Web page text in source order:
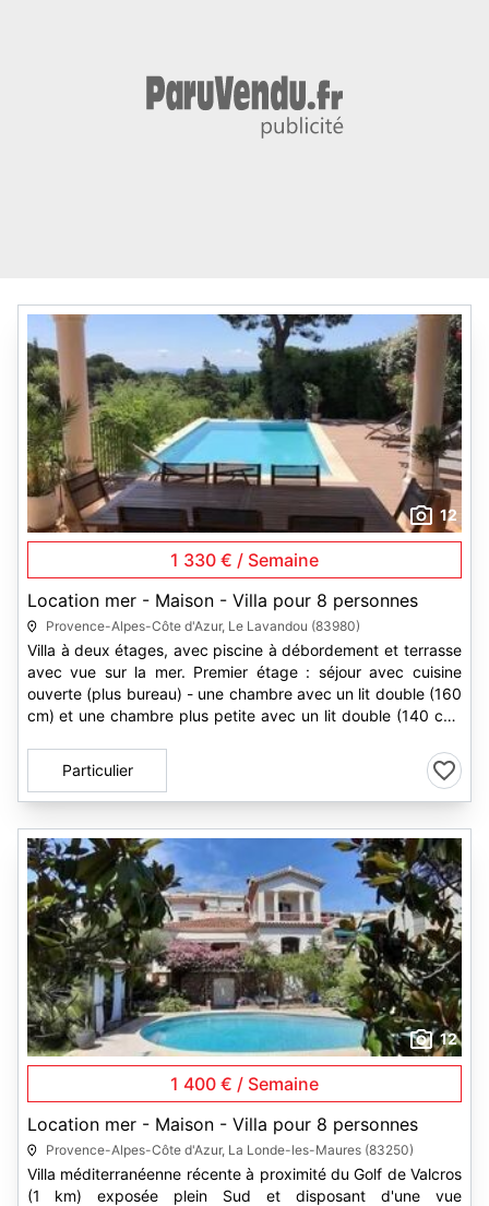
12
1 330 € / Semaine
Location mer - Maison - Villa pour 8 personnes
Provence-Alpes-Côte d'Azur, Le Lavandou (83980)
Villa à deux étages, avec piscine à débordement et terrasse
avec vue sur la mer. Premier étage : séjour avec cuisine
ouverte (plus bureau) - une chambre avec un lit double (160
cm) et une chambre plus petite avec un lit double (140 cm)
Particulier
12
1 400 € / Semaine
Location mer - Maison - Villa pour 8 personnes
Provence-Alpes-Côte d'Azur, La Londe-les-Maures (83250)
Villa méditerranéenne récente à proximité du Golf de Valcros
(1 km) exposée plein Sud et disposant d'une vue